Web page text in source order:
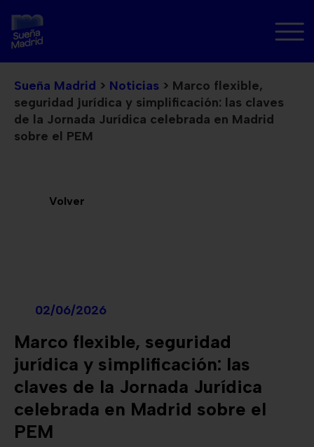
Sueña Madrid > Noticias > Marco flexible,
seguridad jurídica y simplificación: las claves
de la Jornada Jurídica celebrada en Madrid
sobre el PEM
Volver
02/06/2026
Marco flexible, seguridad
jurídica y simplificación: las
claves de la Jornada Jurídica
celebrada en Madrid sobre el
PEM